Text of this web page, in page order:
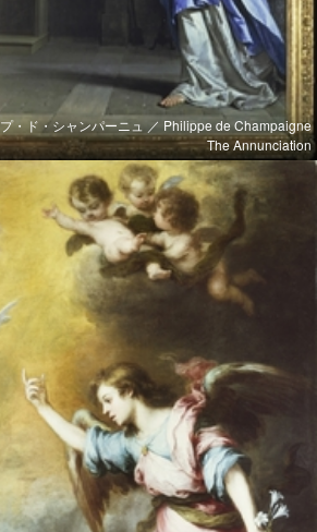
・ド・シャンパーニュ ／ Philippe de Champaigne
The Annunciation